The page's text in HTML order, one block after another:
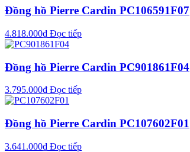
Đồng hồ Pierre Cardin PC106591F07
4.818.000₫ Đọc tiếp
Đồng hồ Pierre Cardin PC901861F04
3.795.000₫ Đọc tiếp
Đồng hồ Pierre Cardin PC107602F01
3.641.000₫ Đọc tiếp